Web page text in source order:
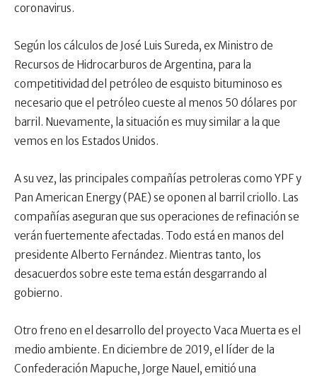
coronavirus.
Según los cálculos de José Luis Sureda, ex Ministro de
Recursos de Hidrocarburos de Argentina, para la
competitividad del petróleo de esquisto bituminoso es
necesario que el petróleo cueste al menos 50 dólares por
barril. Nuevamente, la situación es muy similar a la que
vemos en los Estados Unidos.
A su vez, las principales compañías petroleras como YPF y
Pan American Energy (PAE) se oponen al barril criollo. Las
compañías aseguran que sus operaciones de refinación se
verán fuertemente afectadas. Todo está en manos del
presidente Alberto Fernández. Mientras tanto, los
desacuerdos sobre este tema están desgarrando al
gobierno.
Otro freno en el desarrollo del proyecto Vaca Muerta es el
medio ambiente. En diciembre de 2019, el líder de la
Confederación Mapuche, Jorge Nauel, emitió una